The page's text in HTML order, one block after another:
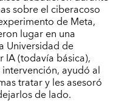
sobre el ciberacoso
de Meta,
lugar en una
Universidad de
(todavía básica),
ayudó al
tratar y les asesoró
de lado.